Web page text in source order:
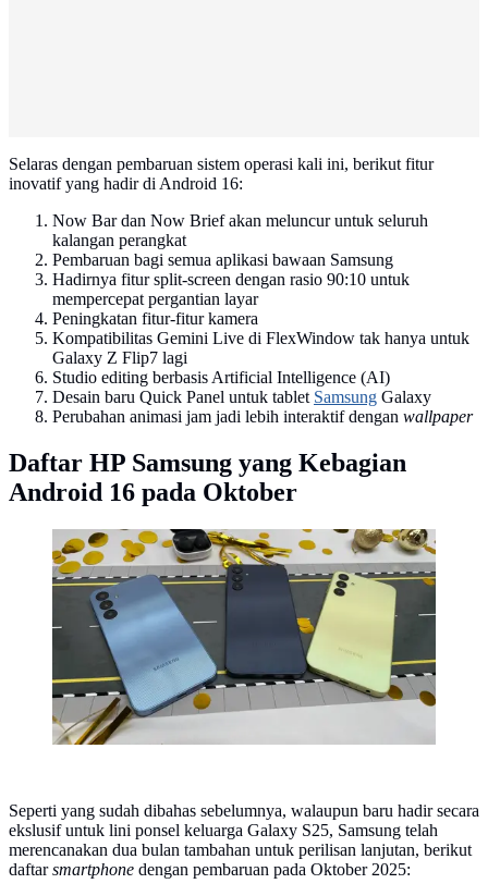
Selaras dengan pembaruan sistem operasi kali ini, berikut fitur
inovatif yang hadir di Android 16:
Now Bar dan Now Brief akan meluncur untuk seluruh
kalangan perangkat
Pembaruan bagi semua aplikasi bawaan Samsung
Hadirnya fitur split-screen dengan rasio 90:10 untuk
mempercepat pergantian layar
Peningkatan fitur-fitur kamera
Kompatibilitas Gemini Live di FlexWindow tak hanya untuk
Galaxy Z Flip7 lagi
Studio editing berbasis Artificial Intelligence (AI)
Desain baru Quick Panel untuk tablet Samsung Galaxy
Perubahan animasi jam jadi lebih interaktif dengan wallpaper
Daftar HP Samsung yang Kebagian
Android 16 pada Oktober
Penampakan Samsung Galaxy A25 5G (Liputan6.com/
Agustin Setyo Wardani)
Seperti yang sudah dibahas sebelumnya, walaupun baru hadir secara
ekslusif untuk lini ponsel keluarga Galaxy S25, Samsung telah
merencanakan dua bulan tambahan untuk perilisan lanjutan, berikut
daftarsmartphone dengan pembaruan pada Oktober 2025: